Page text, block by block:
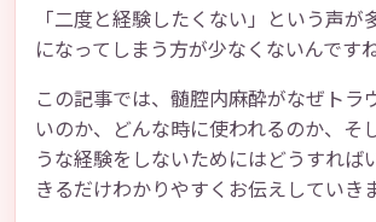
「二度と経験したくない」という声が
になってしまう方が少なくないんですね
この記事では、髄腔内麻酔がなぜトラ
いのか、どんな時に使われるのか、そ
うな経験をしないためにはどうすれば
きるだけわかりやすくお伝えしていきま